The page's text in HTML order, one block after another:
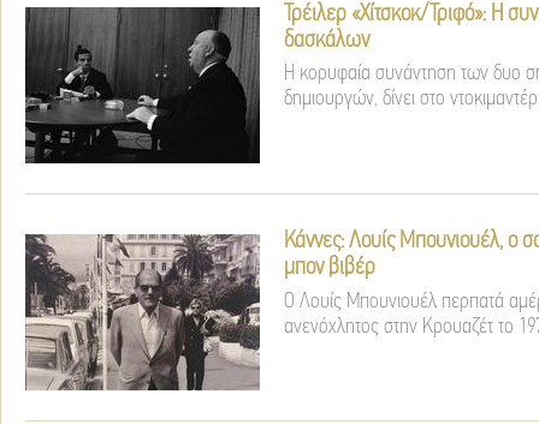
Τρέιλερ «Χίτσκοκ/Τριφό»: Η
δασκάλων
Η κορυφαία συνάντηση των δυο
δημιουργών, δίνει στο
Κάννες: Λουίς Μπουνιουέλ, ο
μπον βιβέρ
Ο Λουίς Μπουνιουέλ περπατά
ανενόχλητος στην Κρουαζέτ το